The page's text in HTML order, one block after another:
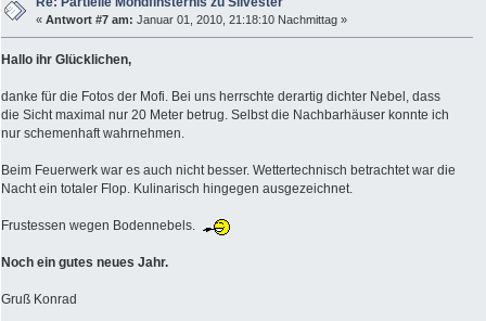
«Antwort #7 am: Januar 01, 2010, 21:18:10 Nachmittag »
Hallo ihr Glücklichen,
danke für die Fotos der Mofi. Bei uns herrschte derartig dichter Nebel, dass
die Sicht maximal nur 20 Meter betrug. Selbst die Nachbarhäuser konnte ich
nur schemenhaft wahrnehmen.
Beim Feuerwerk war es auch nicht besser. Wettertechnisch betrachtet war die
Nacht ein totaler Flop. Kulinarisch hingegen ausgezeichnet.
Frustessen wegen Bodennebels.
Noch ein gutes neues Jahr.
Gruß Konrad